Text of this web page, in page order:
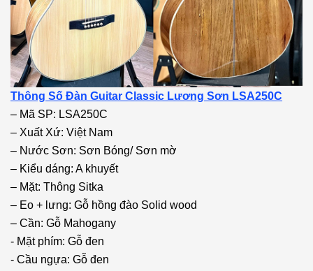
Thông Số Đàn Guitar Classic Lương Sơn LSA250C
– Mã SP: LSA250C
– Xuất Xứ: Việt Nam
– Nước Sơn: Sơn Bóng/ Sơn mờ
– Kiểu dáng: A khuyết
– Mặt: Thông Sitka
– Eo + lưng: Gỗ hồng đào Solid wood
– Cần: Gỗ Mahogany
- Mặt phím: Gỗ đen
- Cầu ngựa: Gỗ đen